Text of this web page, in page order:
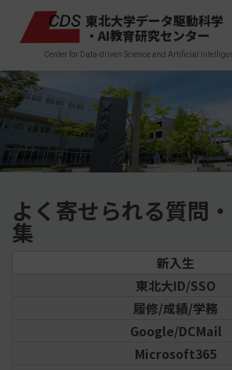
東北大学データ駆動科学
・AI教育研究センター
Center for Data-driven Science and Artificial
よく寄せられる質問
集
新入生
東北大ID/SSO
履修/成績/学務
Google/DCMail
Microsoft365